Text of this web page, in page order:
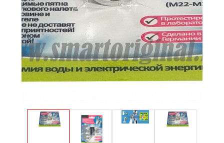
Плюс
компании